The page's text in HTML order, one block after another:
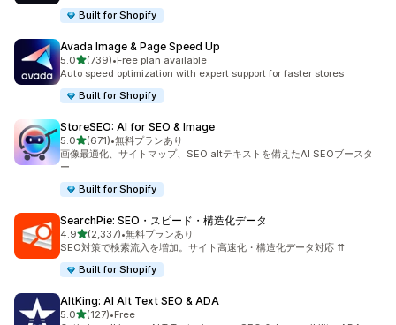
Built for Shopify
Avada Image & Page Speed Up
5.05つ星中
(739)
合計レビュー数：739件
•Free plan available
Auto speed optimization with expert support for faster stores
Built for Shopify
StoreSEO: AI for SEO & Image
5.05つ星中
(671)
合計レビュー数：671件
•無料プランあり
画像最適化、サイトマップ、SEO altテキストを備えたAI SEOブースタ
ー
Built for Shopify
SearchPie: SEO・スピード・構造化データ
4.95つ星中
(2,337)
合計レビュー数：2337件
•無料プランあり
SEO対策で検索流入を増加。サイト高速化・構造化データ対応 ⇈
Built for Shopify
AltKing: AI Alt Text SEO & ADA
5.05つ星中
(127)
合計レビュー数：127件
•Free